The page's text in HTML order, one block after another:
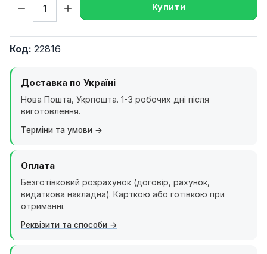
Купити
Код: 22816
Доставка по Україні
Нова Пошта, Укрпошта. 1-3 робочих дні після
виготовлення.
Терміни та умови
Оплата
Безготівковий розрахунок (договір, рахунок,
видаткова накладна). Карткою або готівкою при
отриманні.
Реквізити та способи